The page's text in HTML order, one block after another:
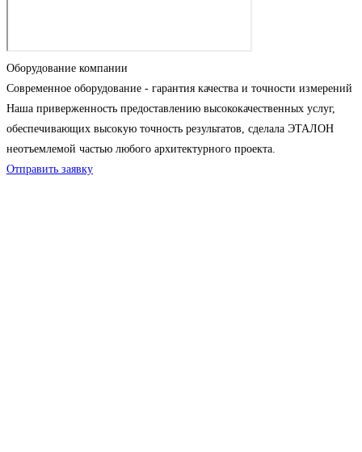
Оборудование компании
Современное оборудование - гарантия качества и точности измерений
Наша приверженность предоставлению высококачественных услуг,
обеспечивающих высокую точность результатов, сделала ЭТАЛОН
неотъемлемой частью любого архитектурного проекта.
Отправить заявку